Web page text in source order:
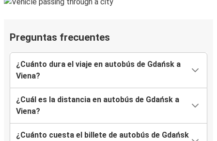
Preguntas frecuentes
¿Cuánto dura el viaje en autobús de Gdańsk a
Viena?
¿Cuál es la distancia en autobús de Gdańsk a
Viena?
¿Cuánto cuesta el billete de autobús de Gdańsk